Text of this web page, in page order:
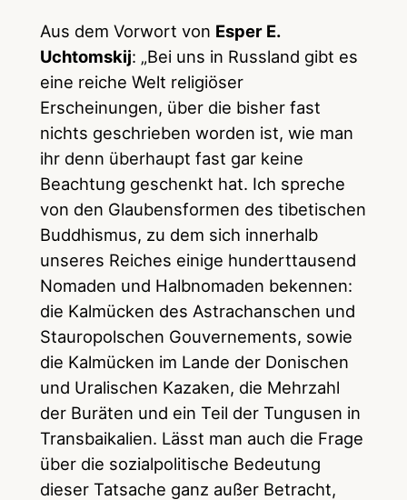
Aus dem Vorwort von Esper E.
Uchtomskij: „Bei uns in Russland gibt es
eine reiche Welt religiöser
Erscheinungen, über die bisher fast
nichts geschrieben worden ist, wie man
ihr denn überhaupt fast gar keine
Beachtung geschenkt hat. Ich spreche
von den Glaubensformen des tibetischen
Buddhismus, zu dem sich innerhalb
unseres Reiches einige hunderttausend
Nomaden und Halbnomaden bekennen:
die Kalmücken des Astrachanschen und
Stauropolschen Gouvernements, sowie
die Kalmücken im Lande der Donischen
und Uralischen Kazaken, die Mehrzahl
der Buräten und ein Teil der Tungusen in
Transbaikalien. Lässt man auch die Frage
über die sozialpolitische Bedeutung
dieser Tatsache ganz außer Betracht,